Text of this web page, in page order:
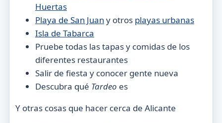
Huertas
Playa de San Juan y otros playas urbanas
Isla de Tabarca
Pruebe todas las tapas y comidas de los
diferentes restaurantes
Salir de fiesta y conocer gente nueva
Descubra qué Tardeo es
Y otras cosas que hacer cerca de Alicante